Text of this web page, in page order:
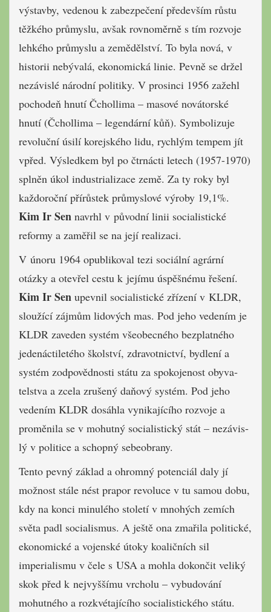
výstavby, vedenou k zabezpečení především růstu
těžkého průmyslu, avšak rovnoměrně s tím rozvoje
lehkého průmyslu a zemědělství. To by­la nová, v
historii nebývalá, ekonomic­ká linie. Pevně se držel
nezávislé národní politiky. V prosinci 1956 zažehl
pochodeň hnutí Čchollima – masové novátorské
hnutí (Čchollima – legendární kůň). Symbolizuje
revoluční úsilí korejského lidu, rychlým tempem jít
vpřed. Výsledkem byl po čtrnácti letech (1957-1970)
splněn úkol industrializace země. Za ty roky byl
každoroční přírůstek průmyslové výroby 19,1%.
Kim Ir Sen navrhl v původní linii socialistické
reformy a zaměřil se na její realizaci.
V únoru 1964 opublikoval tezi sociální agrární
otázky a otevřel cestu k jejímu úspěšnému řešení.
Kim Ir Sen upevnil socialistické zřízení v KLDR,
sloužící zájmům lidových mas. Pod jeho vedením je
KLDR zaveden systém všeobecného bezplatného
jedenáctiletého školství, zdravotnictví, byd­lení a
systém zod­povědnosti státu za spokojenost obyva­
telstva a zcela zruše­ný daňový systém. Pod jeho
vedením KLDR dosáhla vy­nikajícího rozvoje a
proměnila se v mohutný socialis­tický stát – nezávis­
lý v politice a schop­ný sebeobrany.
Tento pevný zá­klad a ohromný po­tenciál daly jí
možnost stále nést prapor revoluce v tu samou dobu,
kdy na konci minulého století v mnohých zemích
svě­ta padl socialismus. A ještě ona zmařila politické,
ekonomické a vojenské útoky koaličních sil
imperialismu v čele s USA a mohla dokončit veliký
skok před k nejvyššímu vrcholu – vybudování
mohutného a rozkvétajícího socialistického státu.